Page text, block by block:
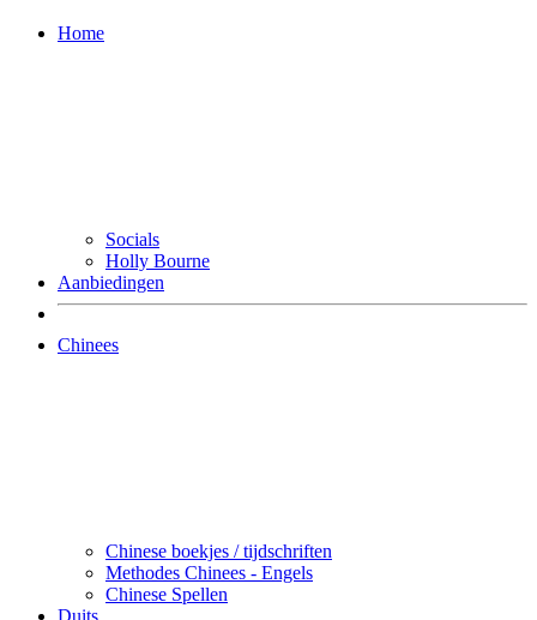
Home
Socials
Holly Bourne
Aanbiedingen
Chinees
Chinese boekjes / tijdschriften
Methodes Chinees - Engels
Chinese Spellen
Duits